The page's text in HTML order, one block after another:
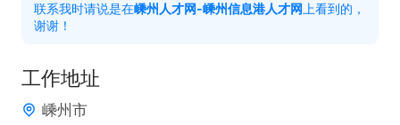
联系我时请说是在嵊州人才网-嵊州信息港人才网上看到的，
谢谢！
工作地址
嵊州市